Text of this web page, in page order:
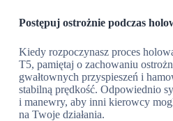
Postępuj ostrożnie podczas
Kiedy rozpoczynasz proces
T5, pamiętaj o zachowaniu
gwałtownych przyspieszeń i
stabilną prędkość. Odpowiednio
i manewry, aby inni kierowcy
na Twoje działania.